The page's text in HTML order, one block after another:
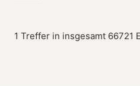
1 Treffer in insgesamt 66721